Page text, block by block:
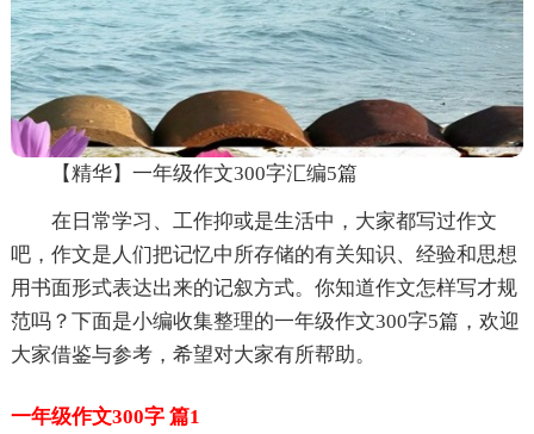
【精华】一年级作文300字汇编5篇
在日常学习、工作抑或是生活中，大家都写过作文
吧，作文是人们把记忆中所存储的有关知识、经验和思想
用书面形式表达出来的记叙方式。你知道作文怎样写才规
范吗？下面是小编收集整理的一年级作文300字5篇，欢迎
大家借鉴与参考，希望对大家有所帮助。
一年级作文300字 篇1